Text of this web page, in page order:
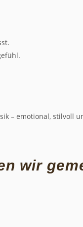
– emotional, stilvoll
wir